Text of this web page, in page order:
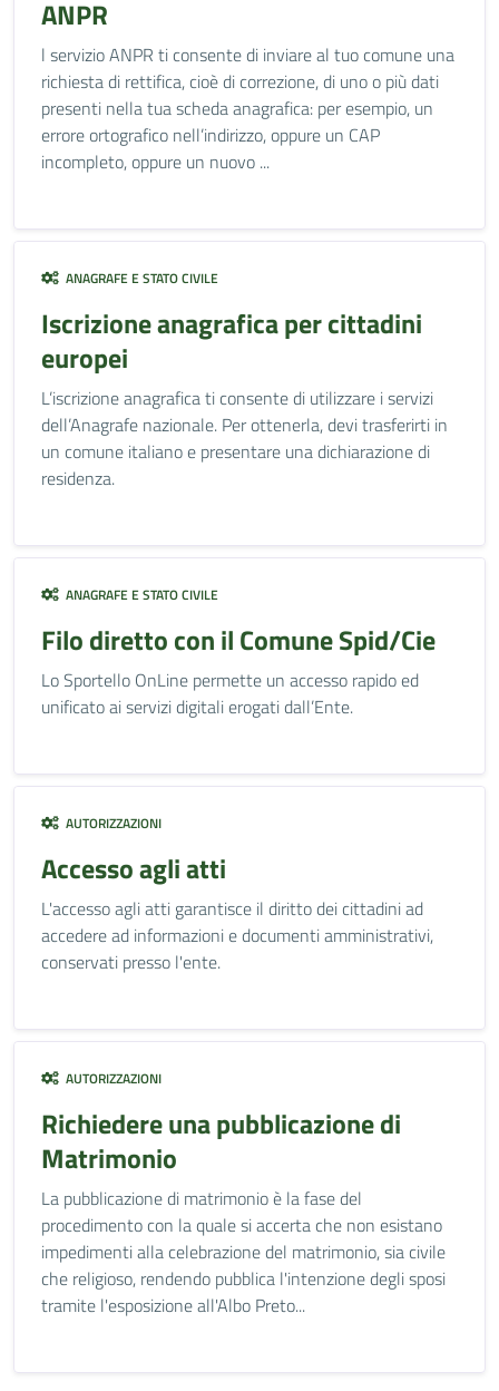
ANPR
l servizio ANPR ti consente di inviare al tuo comune una
richiesta di rettifica, cioè di correzione, di uno o più dati
presenti nella tua scheda anagrafica: per esempio, un
errore ortografico nell’indirizzo, oppure un CAP
incompleto, oppure un nuovo ...
ANAGRAFE E STATO CIVILE
Iscrizione anagrafica per cittadini
europei
L’iscrizione anagrafica ti consente di utilizzare i servizi
dell’Anagrafe nazionale. Per ottenerla, devi trasferirti in
un comune italiano e presentare una dichiarazione di
residenza.
ANAGRAFE E STATO CIVILE
Filo diretto con il Comune Spid/Cie
Lo Sportello OnLine permette un accesso rapido ed
unificato ai servizi digitali erogati dall’Ente.
AUTORIZZAZIONI
Accesso agli atti
L'accesso agli atti garantisce il diritto dei cittadini ad
accedere ad informazioni e documenti amministrativi,
conservati presso l'ente.
AUTORIZZAZIONI
Richiedere una pubblicazione di
Matrimonio
La pubblicazione di matrimonio è la fase del
procedimento con la quale si accerta che non esistano
impedimenti alla celebrazione del matrimonio, sia civile
che religioso, rendendo pubblica l'intenzione degli sposi
tramite l'esposizione all'Albo Preto...